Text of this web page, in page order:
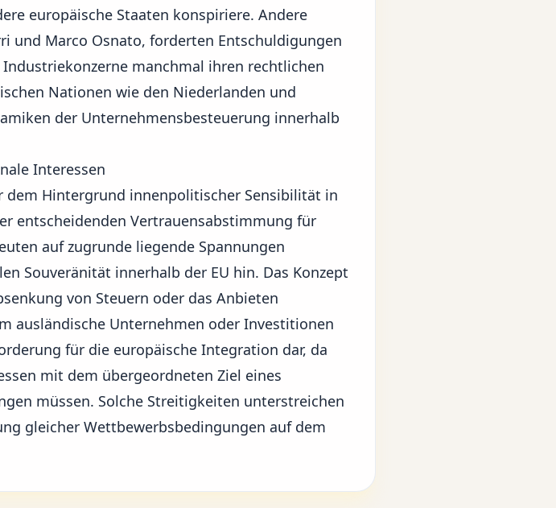
europäische Staaten konspiriere. Andere
und Marco Osnato, forderten Entschuldigungen
manchmal ihren rechtlichen
Nationen wie den Niederlanden und
der Unternehmensbesteuerung innerhalb
Interessen
Hintergrund innenpolitischer Sensibilität in
entscheidenden Vertrauensabstimmung für
auf zugrunde liegende Spannungen
Souveränität innerhalb der EU hin. Das Konzept
von Steuern oder das Anbieten
ausländische Unternehmen oder Investitionen
für die europäische Integration dar, da
mit dem übergeordneten Ziel eines
müssen. Solche Streitigkeiten unterstreichen
gleicher Wettbewerbsbedingungen auf dem